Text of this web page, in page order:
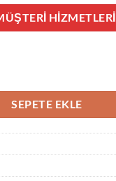
HIZMETLERI
SEPETE EKLE